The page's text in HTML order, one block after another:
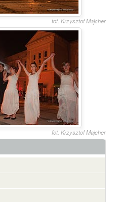
fot. Krzysztof Majcher
fot. Krzysztof Majcher